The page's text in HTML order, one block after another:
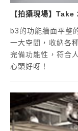
【拍攝現場】Take
b3的功能牆面平整
一大空間，收納各
完備功能性，符合
心頭好呀！